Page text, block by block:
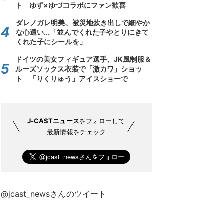
ト ゆず×ゆづコラボにファン歓喜
ダレノガレ明美、被災地炊き出しで細やか
な心遣い...「並んでくれた子やとりにきて
くれた子にシールを」
ドイツの美女フィギュア選手、JK風制服＆
ルーズソックス衣装で「激カワ」ショッ
ト 「りくりゅう」アイスショーで
J-CASTニュースをフォローして
最新情報をチェック
@jcast_newsさんのツイート